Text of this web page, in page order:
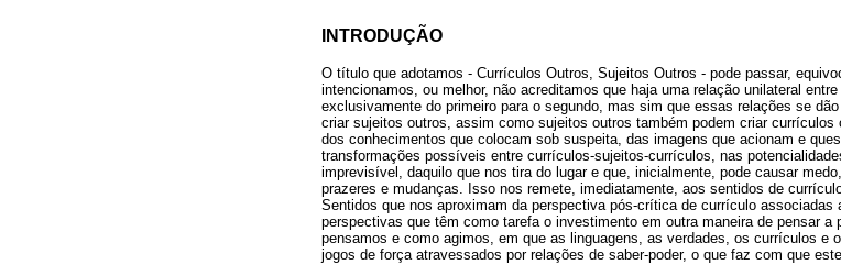
INTRODUÇÃO
O título que adotamos - Currículos Outros, Sujeitos Outros - pode passar,
intencionamos, ou melhor, não acreditamos que haja uma relação unilateral
exclusivamente do primeiro para o segundo, mas sim que essas relações se
criar sujeitos outros, assim como sujeitos outros também podem criar currículos
dos conhecimentos que colocam sob suspeita, das imagens que acionam e
transformações possíveis entre currículos-sujeitos-currículos, nas
imprevisível, daquilo que nos tira do lugar e que, inicialmente, pode causar
prazeres e mudanças. Isso nos remete, imediatamente, aos sentidos de
Sentidos que nos aproximam da perspectiva pós-crítica de currículo
perspectivas que têm como tarefa o investimento em outra maneira de pensar
pensamos e como agimos, em que as linguagens, as verdades, os currículos e
jogos de força atravessados por relações de saber-poder, o que faz com que